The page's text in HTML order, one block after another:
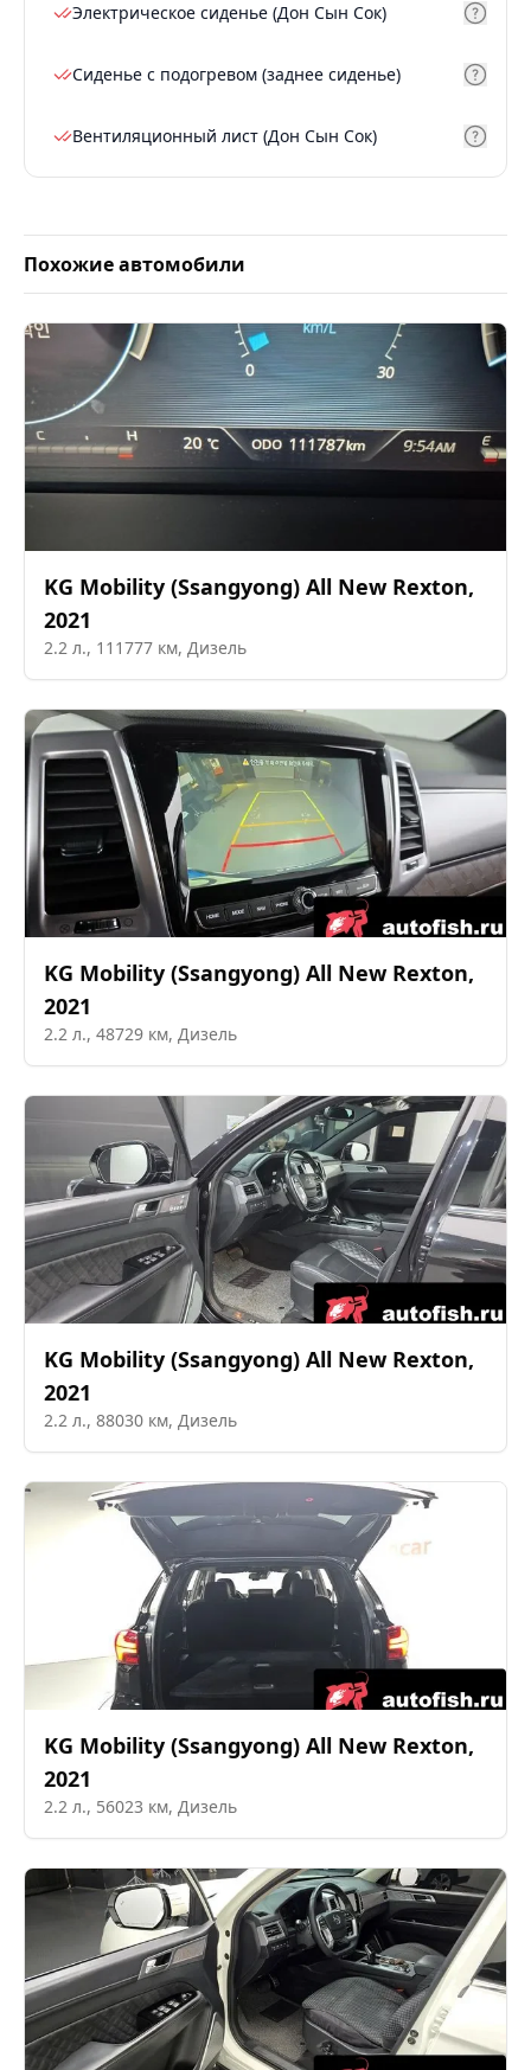
Электрическое сиденье (Дон Сын Сок)
Сиденье с подогревом (заднее сиденье)
Вентиляционный лист (Дон Сын Сок)
Похожие автомобили
KG Mobility (Ssangyong) All New Rexton,
2021
2.2 л., 111777 км, Дизель
KG Mobility (Ssangyong) All New Rexton,
2021
2.2 л., 48729 км, Дизель
KG Mobility (Ssangyong) All New Rexton,
2021
2.2 л., 88030 км, Дизель
KG Mobility (Ssangyong) All New Rexton,
2021
2.2 л., 56023 км, Дизель